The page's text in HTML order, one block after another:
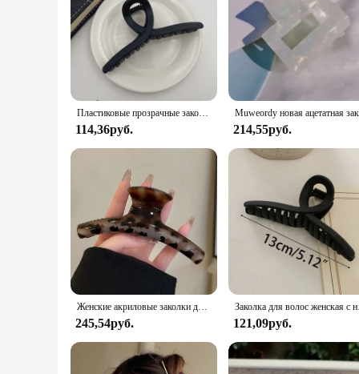
Пластиковые прозрачные заколки для волос, 13 см
114,36руб.
Muweordy новая
214,55руб.
Женские акриловые заколки для волос, большие заколки для волос с леопардовым принтом
245,54руб.
Заколка для
121,09руб.